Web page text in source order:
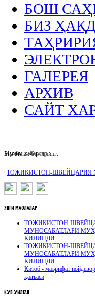
БОШ
БИЗ
ГАЛЕРЕЯ
АРХИВ
САЙТ
Муҳим хабарлар :
ТОЖИКИСТОН-ШВЕЙЦАРИЯ
Биз билан боғланинг:
ЯНГИ МАҚОЛАЛАР
ТОЖИКИСТОН-
МУНОСАБАТЛАРИ
ҚИЛИНДИ
ТОЖИКИСТОН-
МУНОСАБАТЛАРИ
ҚИЛИНДИ
Китоб - маърифат
қалъаси
КӮП ӮҚИЛГАН